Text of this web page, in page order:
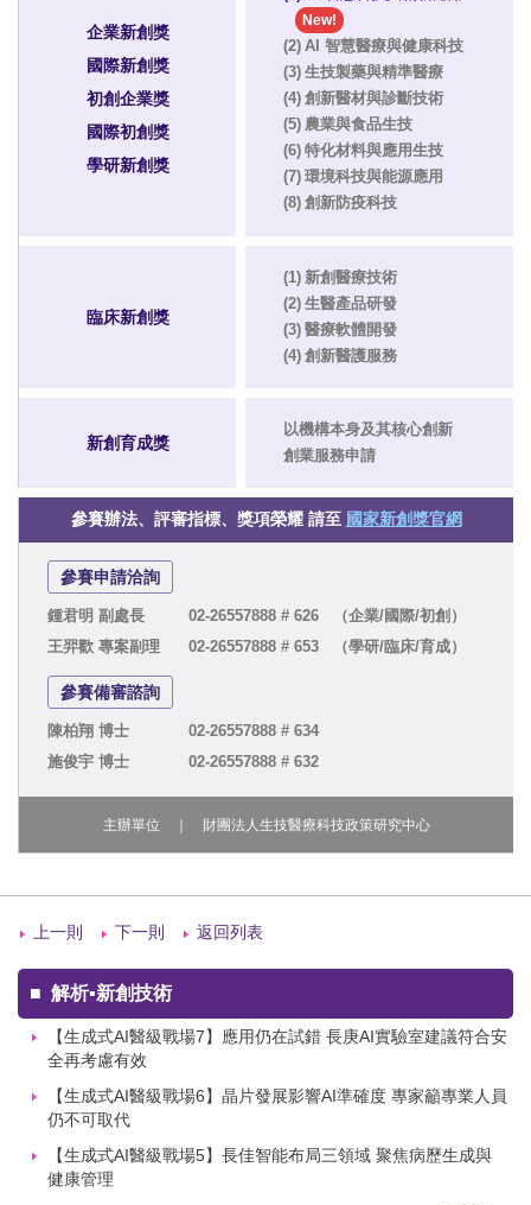
企業新創獎
國際新創獎
初創企業獎
國際初創獎
學研新創獎
New!
(2) AI 智慧醫療與健康科技
(3) 生技製藥與精準醫療
(4) 創新醫材與診斷技術
(5) 農業與食品生技
(6) 特化材料與應用生技
(7) 環境科技與能源應用
(8) 創新防疫科技
臨床新創獎
(1) 新創醫療技術
(2) 生醫產品研發
(3) 醫療軟體開發
(4) 創新醫護服務
新創育成獎
以機構本身及其核心創新
創業服務申請
參賽辦法、評審指標、獎項榮耀 請至 國家新創獎官網
參賽申請洽詢
鍾君明 副處長 02-26557888 # 626
（企業/國際/初創）
王羿歡 專案副理
02-26557888 # 653 （學研/臨床/育成）
參賽備審諮詢
陳柏翔 博士
02-26557888 # 634
施俊宇 博士
02-26557888 # 632
主辦單位 ｜ 財團法人生技醫療科技政策研究中心
上一則 下一則 返回列表
■ 解析▪新創技術
【生成式AI醫級戰場7】應用仍在試錯 長庚AI實驗室建議符合安
全再考慮有效
【生成式AI醫級戰場6】晶片發展影響AI準確度 專家籲專業人員
仍不可取代
【生成式AI醫級戰場5】長佳智能布局三領域 聚焦病歷生成與
健康管理